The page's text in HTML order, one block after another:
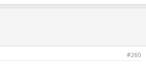
#260